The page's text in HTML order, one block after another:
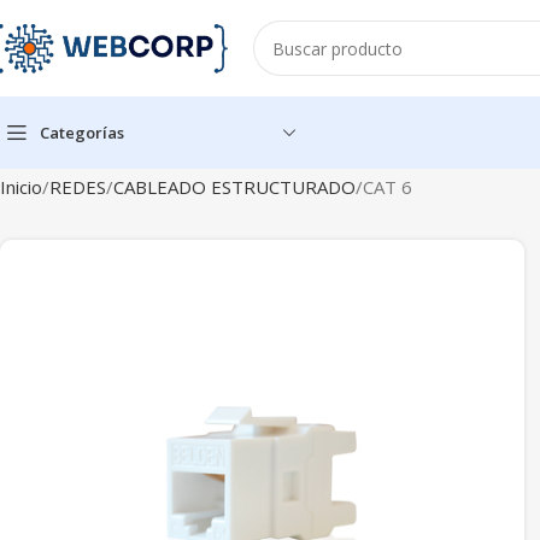
Categorías
Inicio REDES CABLEADO ESTRUCTURADO CAT 6